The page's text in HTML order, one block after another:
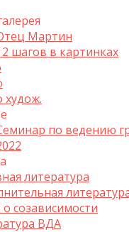
Мартин
шагов в картинках
худож.
по ведению
литература
о созависимости
ВДА